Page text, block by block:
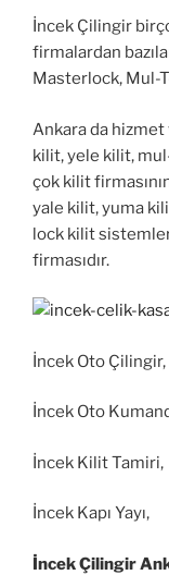
İncek Çilingir
firmalardan
Masterlock, Mul-
Ankara da
kilit, yele kilit,
çok kilit
yale kilit, yuma
lock kilit
firmasıdır.
İncek Oto Çilingir,
İncek Oto
İncek Kilit Tamiri,
İncek Kapı Yayı,
İncek Çilingir